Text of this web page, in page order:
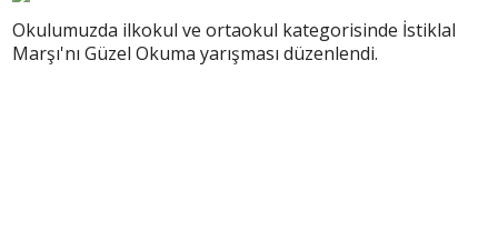
Okulumuzda ilkokul ve ortaokul kategorisinde İstiklal
Marşı'nı Güzel Okuma yarışması düzenlendi.